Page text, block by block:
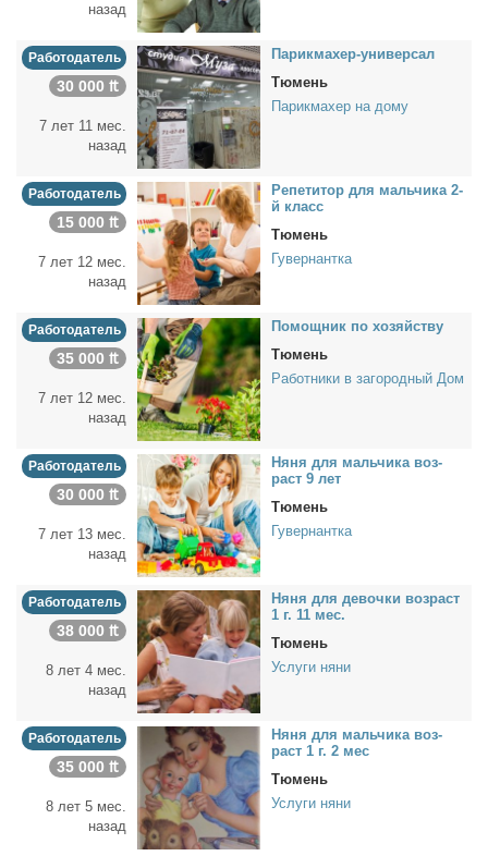
назад
Работодатель
30 000 ₶
7 лет 11 мес.
назад
Па­рик­махер-уни­вер­сал
Тюмень
Парикмахер на дому
Работодатель
15 000 ₶
7 лет 12 мес.
назад
Ре­пе­ти­тор для маль­чи­ка 2-
й класс
Тюмень
Гувернантка
Работодатель
35 000 ₶
7 лет 12 мес.
назад
По­мощ­ник по хо­зяй­ству
Тюмень
Работники в загородный Дом
Работодатель
30 000 ₶
7 лет 13 мес.
назад
Ня­ня для маль­чи­ка воз­
раст 9 лет
Тюмень
Гувернантка
Работодатель
38 000 ₶
8 лет 4 мес.
назад
Ня­ня для де­воч­ки воз­раст
1 г. 11 мес.
Тюмень
Услуги няни
Работодатель
35 000 ₶
8 лет 5 мес.
назад
Ня­ня для маль­чи­ка воз­
раст 1 г. 2 мес
Тюмень
Услуги няни